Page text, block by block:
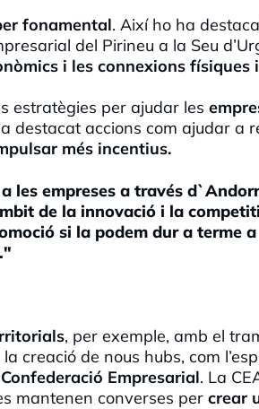
fonamental. Així ho ha
del Pirineu a la Seu
i les connexions físiques
estratègies per ajudar les
destacat accions com ajudar a
més incentius.
les empreses a través
de la innovació i la
si la podem dur a terme a
, per exemple, amb el
la creació de nous hubs, com
Empresarial. La
mantenen converses per crear